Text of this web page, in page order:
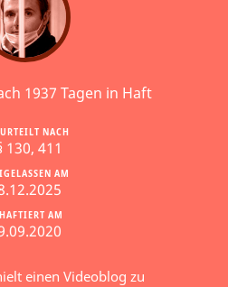
1937 Tagen in Haft
AM
AM
NACH
130, 411
einen Videoblog zu